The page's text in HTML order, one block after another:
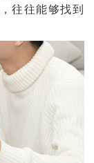
往往能够找到